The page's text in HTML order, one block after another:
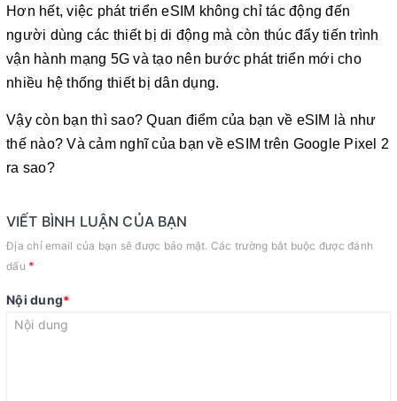
Hơn hết, việc phát triển eSIM không chỉ tác động đến
người dùng các thiết bị di động mà còn thúc đẩy tiến trình
vận hành mạng 5G và tạo nên bước phát triển mới cho
nhiều hệ thống thiết bị dân dụng.
Vậy còn bạn thì sao? Quan điểm của bạn về eSIM là như
thế nào? Và cảm nghĩ của bạn về eSIM trên Google Pixel 2
ra sao?
VIẾT BÌNH LUẬN CỦA BẠN
Địa chỉ email của bạn sẽ được bảo mật. Các trường bắt buộc được đánh
dấu *
Nội dung*